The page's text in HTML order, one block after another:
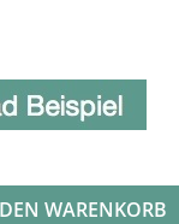
WARENKORB